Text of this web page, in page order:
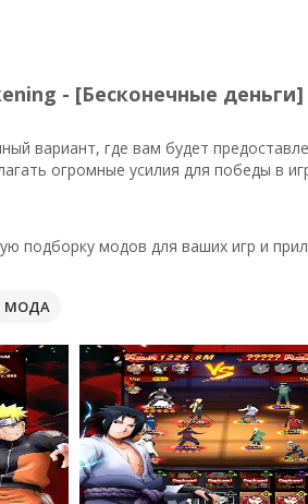
- [Бесконечные деньги]
вариант, где вам будет
огромные усилия для победы в
подборку модов для ваших игр и
МОДА